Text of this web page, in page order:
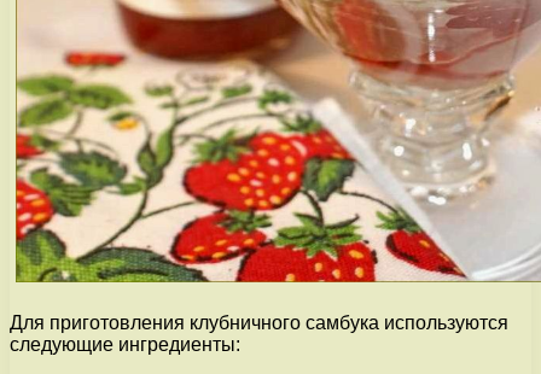
Для приготовления клубничного самбука используются
следующие ингредиенты: